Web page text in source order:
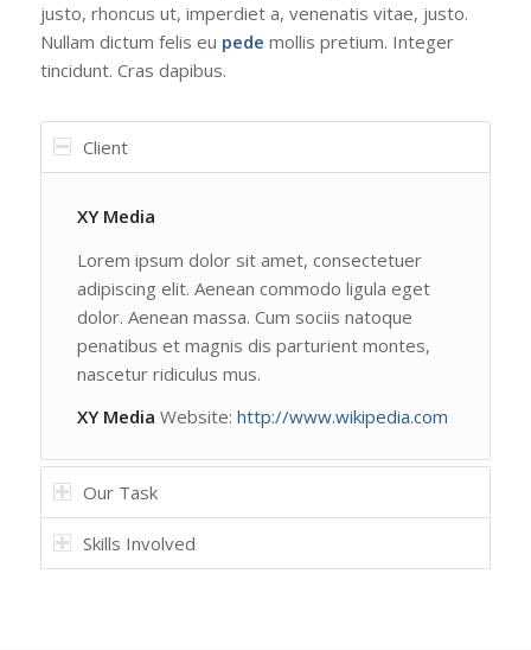
justo, rhoncus ut, imperdiet a, venenatis vitae, justo.
Nullam dictum felis eu pede mollis pretium. Integer
tincidunt. Cras dapibus.
Client
XY Media
Lorem ipsum dolor sit amet, consectetuer
adipiscing elit. Aenean commodo ligula eget
dolor. Aenean massa. Cum sociis natoque
penatibus et magnis dis parturient montes,
nascetur ridiculus mus.
XY Media Website: http://www.wikipedia.com
Our Task
Skills Involved